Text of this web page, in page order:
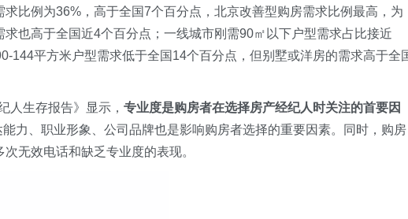
比例为36%，高于全国7个百分点，北京改善型购房需求比例最高，为
也高于全国近4个百分点；一线城市刚需90㎡以下户型需求占比接近
144平方米户型需求低于全国14个百分点，但别墅或洋房的需求高于全
人生存报告》显示， 专业度是购房者在选择房产经纪人时关注的首要因
能力、职业形象、公司品牌也是影响购房者选择的重要因素。同时，购房
无效电话和缺乏专业度的表现。